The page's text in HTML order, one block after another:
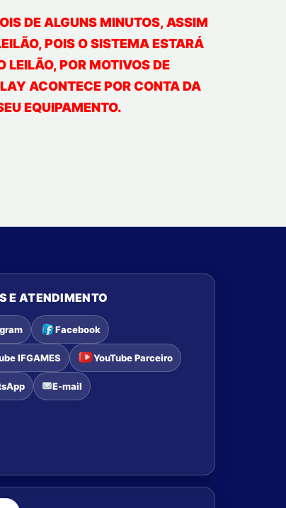
DE ALGUNS MINUTOS, ASSIM
POIS O SISTEMA ESTARÁ
POR MOTIVOS DE
ACONTECE POR CONTA DA
EQUIPAMENTO.
E ATENDIMENTO
Facebook
IFGAMES YouTube Parceiro
E-mail